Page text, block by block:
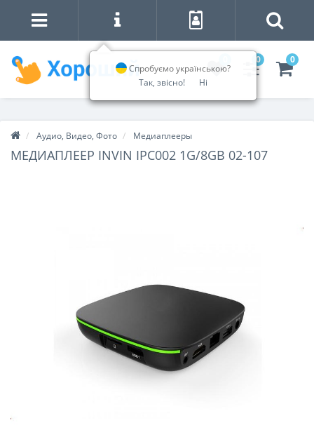
0 0
Аудио, Видео, Фото Медиаплееры
МЕДИАПЛЕЕР INVIN IPC002 1G/8GB 02-107
Спробуємо українською?
Так, звісно!
Ні